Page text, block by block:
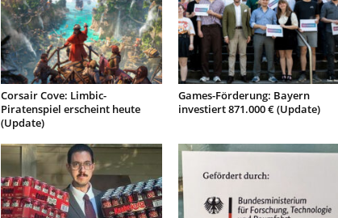
Corsair Cove: Limbic-
Piratenspiel erscheint heute
(Update)
Games-Förderung: Bayern
investiert 871.000 € (Update)